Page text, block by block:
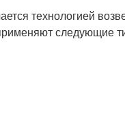
технологией
следующие